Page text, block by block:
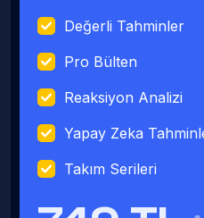
Değerli Tahminler
Pro Bülten
Reaksiyon Analizi
Yapay Zeka
Takım Serileri